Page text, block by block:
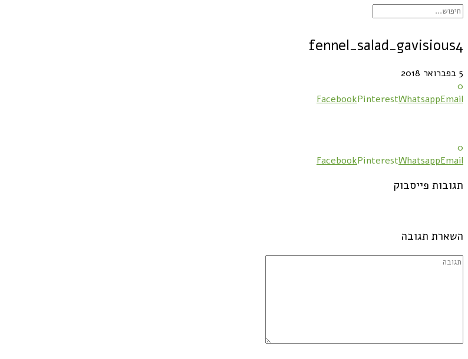
fennel_salad_gavisious4
5 בפברואר 2018
0
FacebookPinterestWhatsappEmail
0
FacebookPinterestWhatsappEmail
תגובות פייסבוק
השארת תגובה